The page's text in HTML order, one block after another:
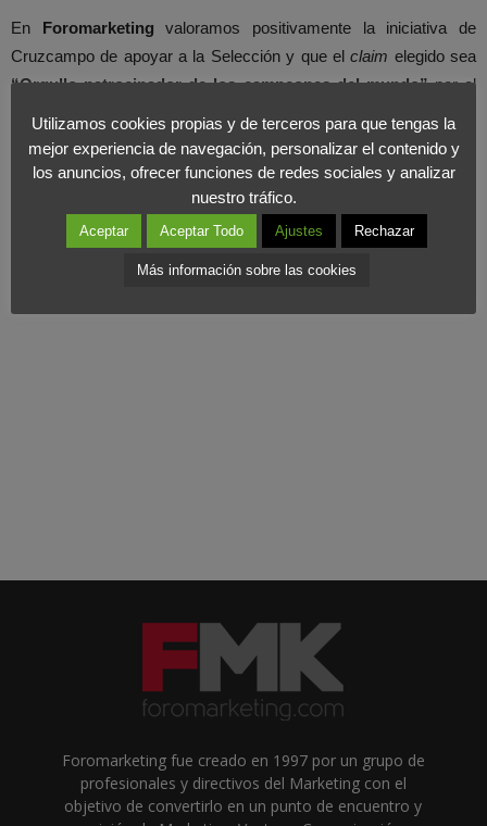
En Foromarketing valoramos positivamente la iniciativa de
Cruzcampo de apoyar a la Selección y que elclaim elegido sea
“Orgullo patrocinador de los campeones del mundo”por el
gran potencial, deberían pensar que también hay otro tipo de
campañasmenos famosas pero con fines sociales que también
Foromarketing fue creado en 1997 por un grupo de
profesionales y directivos del Marketing con el
objetivo de convertirlo en un punto de encuentro y
Utilizamos cookies propias y de terceros para que tengas la
mejor experiencia de navegación, personalizar el contenido y
los anuncios, ofrecer funciones de redes sociales y analizar
nuestro tráfico.
Aceptar Aceptar Todo Ajustes Rechazar
Más información sobre las cookies